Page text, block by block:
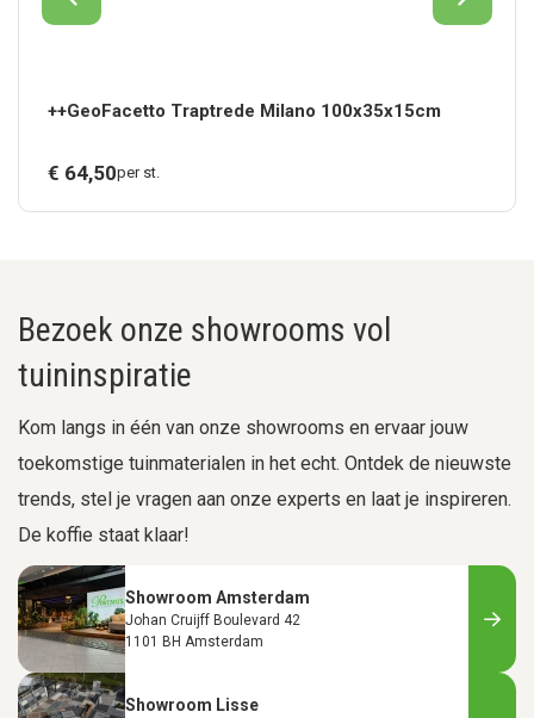
++GeoFacetto Traptrede Milano 100x35x15cm
€ 64,50per st.
Bezoek onze showrooms vol
tuininspiratie
Kom langs in één van onze showrooms en ervaar jouw
toekomstige tuinmaterialen in het echt. Ontdek de nieuwste
trends, stel je vragen aan onze experts en laat je inspireren.
De koffie staat klaar!
Showroom Amsterdam
Johan Cruijff Boulevard 42
1101 BH Amsterdam
Showroom Lisse